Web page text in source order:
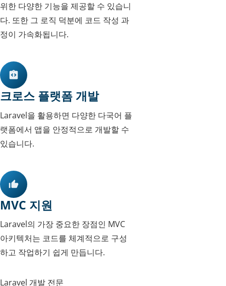
위한 다양한 기능을 제공할 수 있습니
다. 또한 그 로직 덕분에 코드 작성 과
정이 가속화됩니다.
크로스 플랫폼 개발
Laravel을 활용하면 다양한 다국어 플
랫폼에서 앱을 안정적으로 개발할 수
있습니다.
MVC 지원
Laravel의 가장 중요한 장점인 MVC
아키텍처는 코드를 체계적으로 구성
하고 작업하기 쉽게 만듭니다.
Laravel 개발 전문